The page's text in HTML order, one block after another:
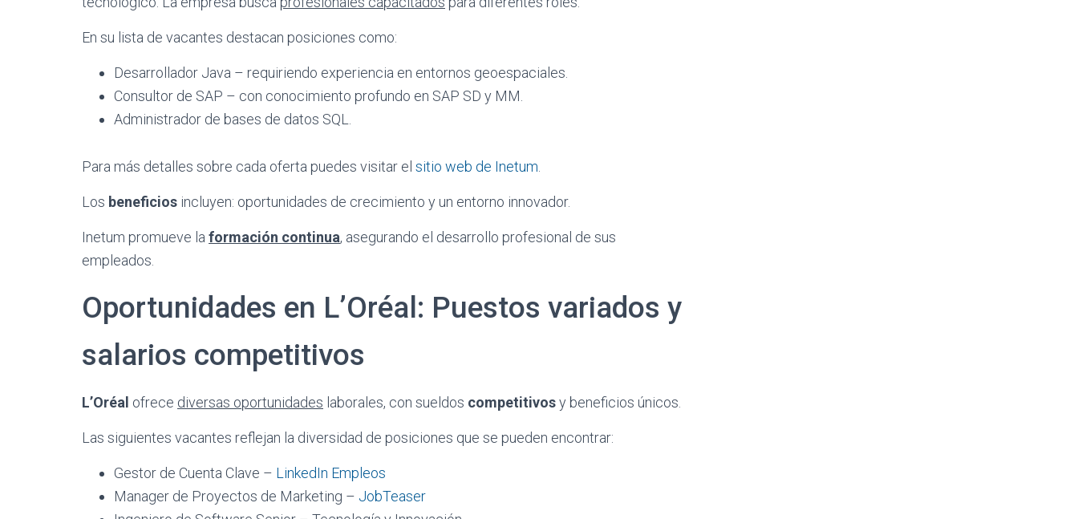
En su lista de vacantes destacan posiciones como:
Desarrollador Java – requiriendo experiencia en entornos geoespaciales.
Consultor de SAP – con conocimiento profundo en SAP SD y MM.
Administrador de bases de datos SQL.
Para más detalles sobre cada oferta puedes visitar el sitio web de Inetum
Los beneficios incluyen: oportunidades de crecimiento y un entorno innovador.
Inetum promueve la formación continua, asegurando el desarrollo profesional de sus
empleados.
Oportunidades en L’Oréal: Puestos variados y
salarios competitivos
L’Oréal ofrece diversas oportunidades laborales, con sueldos competitivosy beneficios únicos.
Las siguientes vacantes reflejan la diversidad de posiciones que se pueden encontrar:
Gestor de Cuenta Clave – LinkedIn Empleos
Manager de Proyectos de Marketing – JobTeaser